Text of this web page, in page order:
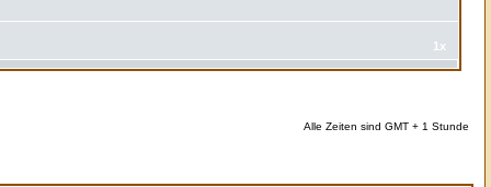
1x
Alle Zeiten sind GMT + 1 Stunde